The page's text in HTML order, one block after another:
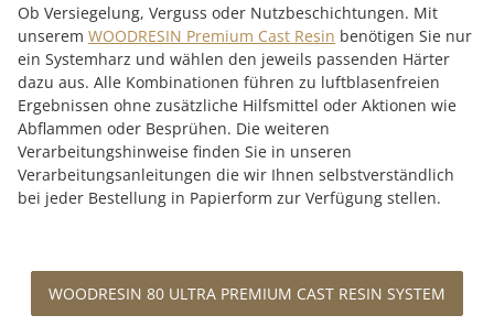
Ob Versiegelung, Verguss oder Nutzbeschichtungen. Mit
unserem WOODRESIN Premium Cast Resin benötigen Sie nur
ein Systemharz und wählen den jeweils passenden Härter
dazu aus. Alle Kombinationen führen zu luftblasenfreien
Ergebnissen ohne zusätzliche Hilfsmittel oder Aktionen wie
Abflammen oder Besprühen. Die weiteren
Verarbeitungshinweise finden Sie in unseren
Verarbeitungsanleitungen die wir Ihnen selbstverständlich
bei jeder Bestellung in Papierform zur Verfügung stellen.
WOODRESIN 80 ULTRA PREMIUM CAST RESIN SYSTEM